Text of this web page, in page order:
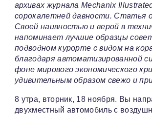
архивах журнала Mechanix
сорокалетней давности. Статья
Своей наивностью и верой в
напоминает лучшие образцы
подводном курорте с видом на
благодаря автоматизированной
фоне мирового экономического
удивительным образом свежо и
8 утра, вторник, 18 ноября. Вы
двухместный автомобиль с